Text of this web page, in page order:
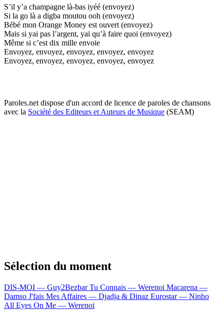
S’il y’a champagne là-bas iyéé (envoyez)
Si la go là a digba moutou ooh (envoyez)
Bébé mon Orange Money est ouvert (envoyez)
Mais si yai pas l’argent, yai qu’à faire quoi (envoyez)
Même si c’est dix mille envoie
Envoyez, envoyez, envoyez, envoyez, envoyez
Envoyez, envoyez, envoyez, envoyez, envoyez
Paroles.net dispose d'un accord de licence de paroles de chansons
avec la Société des Editeurs et Auteurs de Musique (SEAM)
Sélection du moment
DIS-MOI — Guy2BezbarTu Connais — Werenoi Macarena —
Damso J'fais Mes Affaires — Djadja & Dinaz Eurostar — Ninho
All Eyes On Me — Werenoi